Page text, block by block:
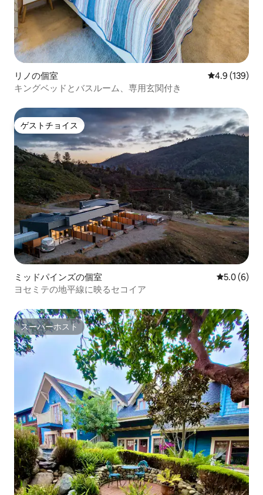
リノの個室 レビュー139
4.9 (139)
キングベッドとバスルーム、専用玄関付き
ゲストチョイス
ゲストチョイス
ミッドパインズの個室 レビュー6
5.0 (6)
ヨセミテの地平線に映るセコイア
スーパーホスト
スーパーホスト